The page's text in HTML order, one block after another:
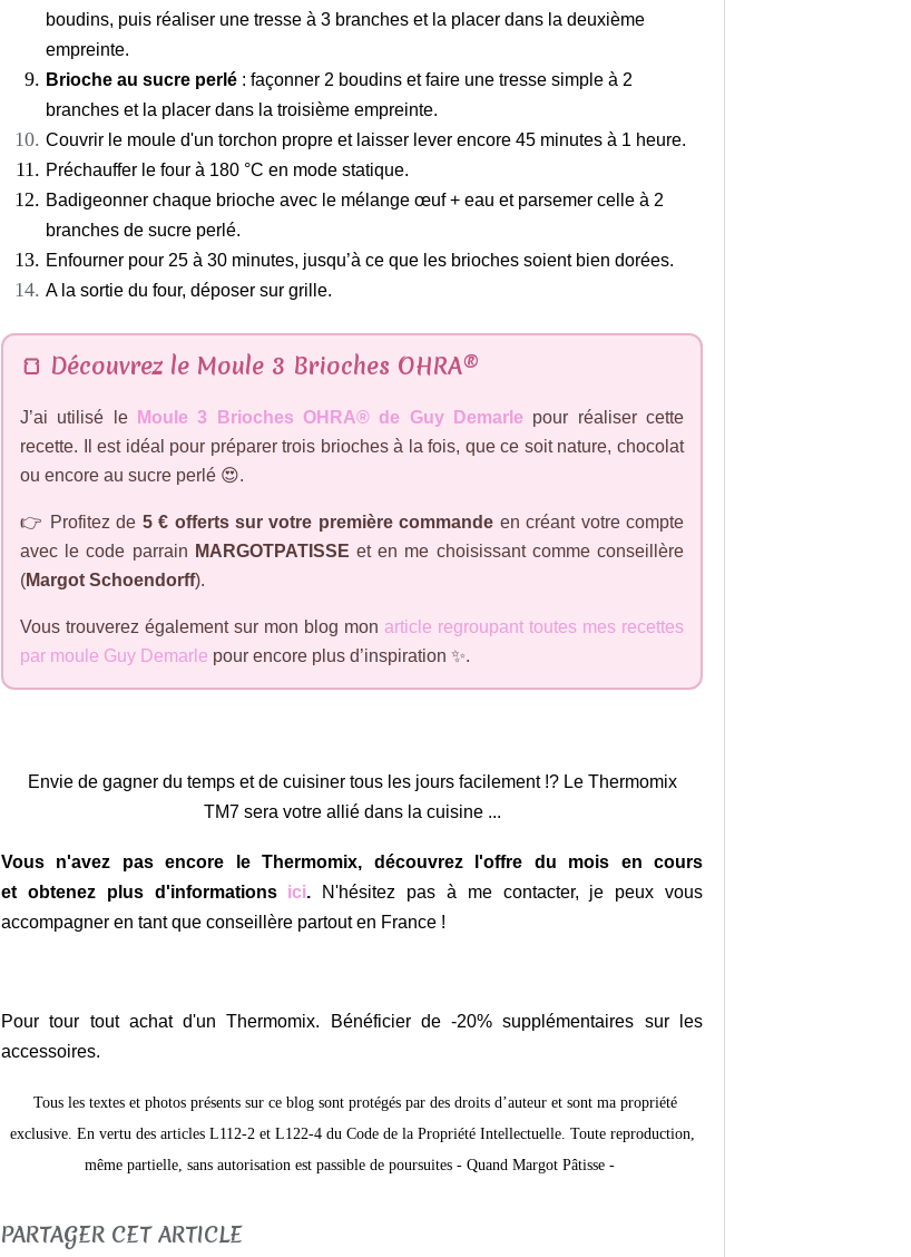
boudins, puis réaliser une tresse à 3 branches et la placer dans la deuxième
empreinte.
Brioche au sucre perlé : façonner 2 boudins et faire une tresse simple à 2
branches et la placer dans la troisième empreinte.
Couvrir le moule d'un torchon propre et laisser lever encore 45 minutes à 1 heure.
Préchauffer le four à 180 °C en mode statique.
Badigeonner chaque brioche avec le mélange œuf + eau et parsemer celle à 2
branches de sucre perlé.
Enfourner pour 25 à 30 minutes, jusqu’à ce que les brioches soient bien dorées.
A la sortie du four, déposer sur grille.
🍞 Découvrez le Moule 3 Brioches OHRA®
J’ai utilisé le Moule 3 Brioches OHRA® de Guy Demarle pour réaliser cette
recette. Il est idéal pour préparer trois brioches à la fois, que ce soit nature, chocolat
ou encore au sucre perlé 😍.
👉 Profitez de 5 € offerts sur votre première commande en créant votre compte
avec le code parrain MARGOTPATISSE et en me choisissant comme conseillère
(Margot Schoendorff).
Vous trouverez également sur mon blog mon article regroupant toutes mes recettes
par moule Guy Demarle pour encore plus d’inspiration ✨.
Envie de gagner du temps et de cuisiner tous les jours facilement !? Le Thermomix
TM7 sera votre allié dans la cuisine ...
Vous n'avez pas encore le Thermomix, découvrez l'offre du mois en cours
et obtenez plus d'informations ici.
N'hésitez pas à me contacter, je peux vous
accompagner en tant que conseillère partout en France !
Pour tour tout achat d'un Thermomix. Bénéficier de -20% supplémentaires sur les
accessoires.
Tous les textes et photos présents sur ce blog sont protégés par des droits d’auteur et sont ma propriété
exclusive. En vertu des articles L112-2 et L122-4 du Code de la Propriété Intellectuelle. Toute reproduction,
même partielle, sans autorisation est passible de poursuites - Quand Margot Pâtisse -
PARTAGER CET ARTICLE